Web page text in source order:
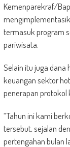
Kemenparekraf/
termasuk program
pariwisata.
Selain itu juga dana
keuangan sektor
penerapan protokol
“Tahun ini kami
tersebut, sejalan
pertengahan bulan